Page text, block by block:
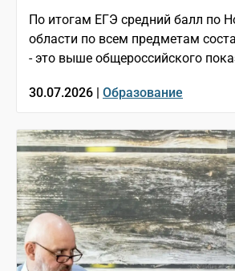
По итогам ЕГЭ средний балл по
области по всем предметам
- это выше общероссийского
30.07.2026 | Образование